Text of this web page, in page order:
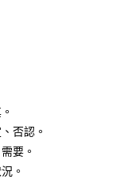
否認。
要。
。